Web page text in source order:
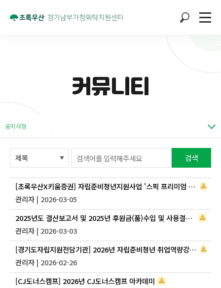
커뮤니티
공지사항
검색
[초록우산X키움증권] 자립준비청년지원사업 '스픽 프리미엄 플러스 연간 이용권 지원'
관리자 | 2026-03-05
2025년도 결산보고서 및 2025년 후원금(품)수입 및 사용결과보고서
관리자 | 2026-03-03
[경기도자립지원전담기관] 2026년 자립준비청년 취업역량강화 지원 패키지 참여자 모집 안내
관리자 | 2026-02-26
[CJ도너스캠프] 2026년 CJ도너스캠프 아카데미